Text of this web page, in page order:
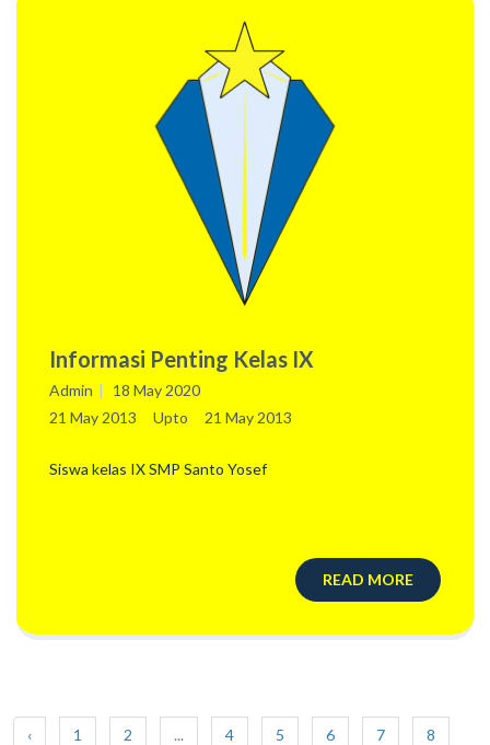
Informasi Penting Kelas IX
Admin
18 May 2020
21 May 2013
Upto 21 May 2013
Siswa kelas IX SMP Santo Yosef
READ MORE
‹ 1 2 ... 4 5 6 7 8